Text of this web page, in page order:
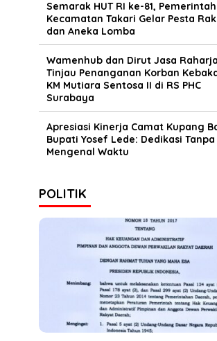
Semarak HUT RI ke-81, Pemerintah
Kecamatan Takari Gelar Pesta
dan Aneka Lomba
Wamenhub dan Dirut Jasa Raharja
Tinjau Penanganan Korban
KM Mutiara Sentosa II di RS PHC
Surabaya
Apresiasi Kinerja Camat Kupang
Bupati Yosef Lede: Dedikasi Tanpa
Mengenal Waktu
POLITIK